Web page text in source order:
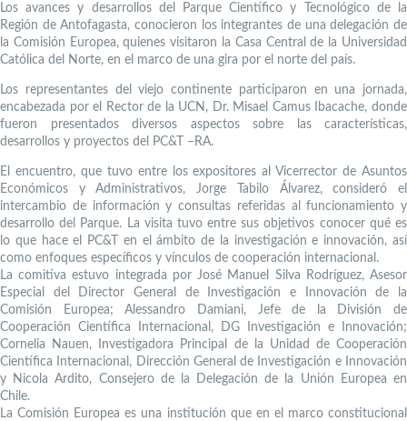
Los avances y desarrollos del Parque Científico y Tecnológico de la
Región de Antofagasta, conocieron los integrantes de una delegación de
la Comisión Europea, quienes visitaron la Casa Central de la Universidad
Católica del Norte, en el marco de una gira por el norte del país.
Los representantes del viejo continente participaron en una jornada,
encabezada por el Rector de la UCN, Dr. Misael Camus Ibacache, donde
fueron presentados diversos aspectos sobre las características,
desarrollos y proyectos del PC&T –RA.
El encuentro, que tuvo entre los expositores al Vicerrector de Asuntos
Económicos y Administrativos, Jorge Tabilo Álvarez, consideró el
intercambio de información y consultas referidas al funcionamiento y
desarrollo del Parque. La visita tuvo entre sus objetivos conocer qué es
lo que hace el PC&T en el ámbito de la investigación e innovación, así
como enfoques específicos y vínculos de cooperación internacional.
La comitiva estuvo integrada por José Manuel Silva Rodríguez, Asesor
Especial del Director General de Investigación e Innovación de la
Comisión Europea; Alessandro Damiani, Jefe de la División de
Cooperación Científica Internacional, DG Investigación e Innovación;
Cornelia Nauen, Investigadora Principal de la Unidad de Cooperación
Científica Internacional, Dirección General de Investigación e Innovación
y Nicola Ardito, Consejero de la Delegación de la Unión Europea en
Chile.
La Comisión Europea es una institución que en el marco constitucional